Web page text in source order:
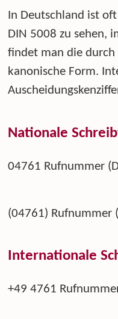
In Deutschland ist
DIN 5008 zu sehen,
findet man die
kanonische Form.
Nationale
04761 Rufnummer
(04761) Rufnummer
Internationale
+49 4761